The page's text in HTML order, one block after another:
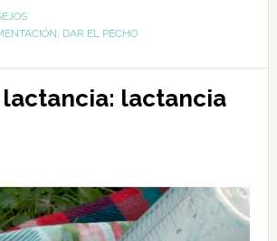
, DAR EL PECHO
lactancia